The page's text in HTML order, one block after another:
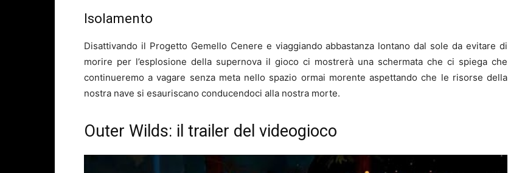
Isolamento
Disattivando il Progetto Gemello Cenere e viaggiando abbastanza lontano dal sole da evitare di
morire per l’esplosione della supernova il gioco ci mostrerà una schermata che ci spiega che
continueremo a vagare senza meta nello spazio ormai morente aspettando che le risorse della
nostra nave si esauriscano conducendoci alla nostra morte.
Outer Wilds: il trailer del videogioco